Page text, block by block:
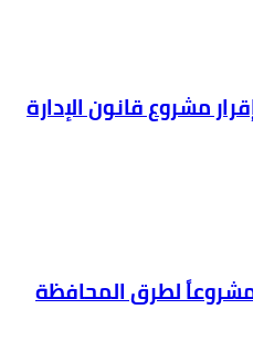
مشروع قانون الإدارة
المفرق” تنفذ 23 مشروعاً لطرق المحافظة